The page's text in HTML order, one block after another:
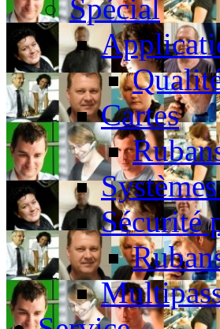
Spécial
Cartes
Sécurité